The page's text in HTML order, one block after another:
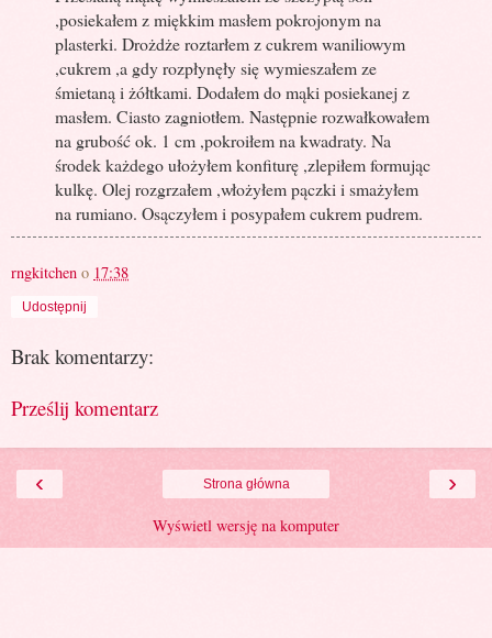
,posiekałem z miękkim masłem pokrojonym na
plasterki. Drożdże roztarłem z cukrem waniliowym
,cukrem ,a gdy rozpłynęły się wymieszałem ze
śmietaną i żółtkami. Dodałem do mąki posiekanej z
masłem. Ciasto zagniotłem. Następnie rozwałkowałem
na grubość ok. 1 cm ,pokroiłem na kwadraty. Na
środek każdego ułożyłem konfiturę ,zlepiłem formując
kulkę. Olej rozgrzałem ,włożyłem pączki i smażyłem
na rumiano. Osączyłem i posypałem cukrem pudrem.
rngkitchen o 17:38
Udostępnij
Brak komentarzy:
Prześlij komentarz
‹ ›
Strona główna
Wyświetl wersję na komputer